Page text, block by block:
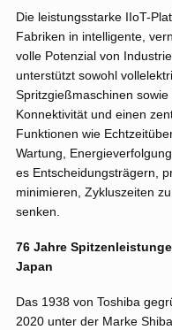
Die leistungsstarke IIoT-
Fabriken in intelligente,
volle Potenzial von
unterstützt sowohl
Spritzgießmaschinen
Konnektivität und einen
Funktionen wie
Wartung,
es Entscheidungsträgern,
minimieren, Zykluszeiten
senken.
76 Jahre
Japan
Das 1938 von Toshiba
2020 unter der Marke